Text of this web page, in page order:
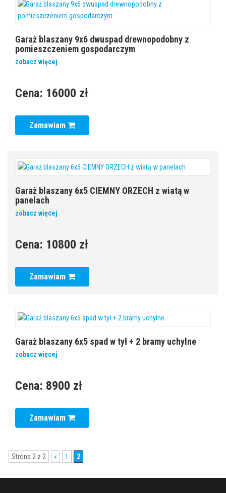
Garaż blaszany 9x6 dwuspad drewnopodobny z
pomieszczeniem gospodarczym
zobacz więcej
Cena: 16000 zł
Zamawiam
Garaż blaszany 6x5 CIEMNY ORZECH z wiatą w
panelach
zobacz więcej
Cena: 10800 zł
Zamawiam
Garaż blaszany 6x5 spad w tył + 2 bramy uchylne
zobacz więcej
Cena: 8900 zł
Zamawiam
Strona 2 z 2 « 1 2